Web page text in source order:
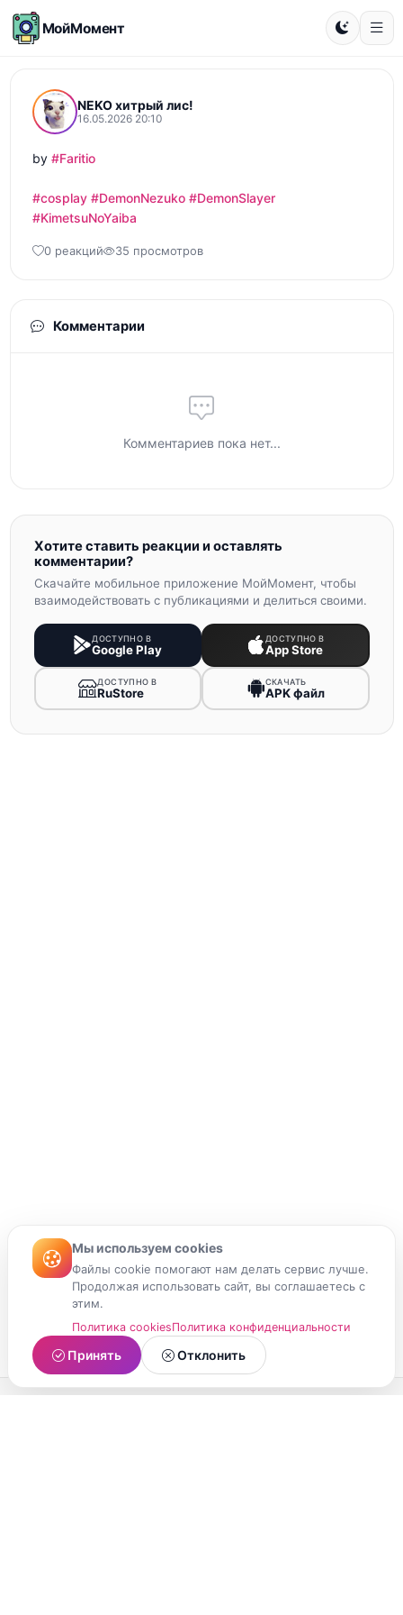
МойМомент
NEKO хитрый лис!
16.05.2026 20:10
by #Faritio
#cosplay #DemonNezuko #DemonSlayer
#KimetsuNoYaiba
0 реакций 35 просмотров
Комментарии
Комментариев пока нет...
Хотите ставить реакции и оставлять
комментарии?
Скачайте мобильное приложение МойМомент, чтобы
взаимодействовать с публикациями и делиться своими.
ДОСТУПНО В
Google Play
ДОСТУПНО В
App Store
ДОСТУПНО В
RuStore
СКАЧАТЬ
APK файл
Мы используем cookies
Файлы cookie помогают нам делать сервис лучше.
Продолжая использовать сайт, вы соглашаетесь с
этим.
Политика cookiesПолитика конфиденциальности
Принять Отклонить